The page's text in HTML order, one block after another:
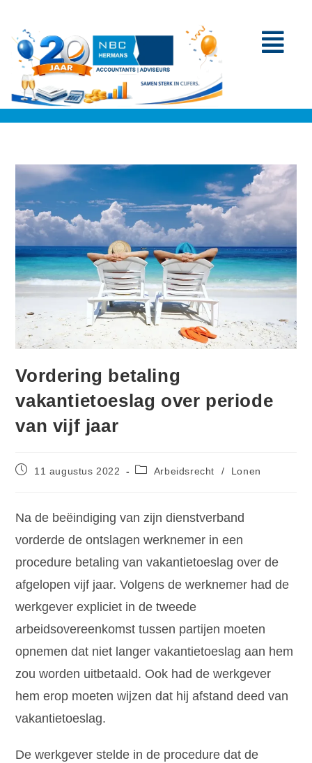
Vordering betaling
vakantietoeslag over periode
van vijf jaar
11 augustus 2022 Arbeidsrecht / Lonen
Na de beëindiging van zijn dienstverband
vorderde de ontslagen werknemer in een
procedure betaling van vakantietoeslag over de
afgelopen vijf jaar. Volgens de werknemer had de
werkgever expliciet in de tweede
arbeidsovereenkomst tussen partijen moeten
opnemen dat niet langer vakantietoeslag aan hem
zou worden uitbetaald. Ook had de werkgever
hem erop moeten wijzen dat hij afstand deed van
vakantietoeslag.
De werkgever stelde in de procedure dat de